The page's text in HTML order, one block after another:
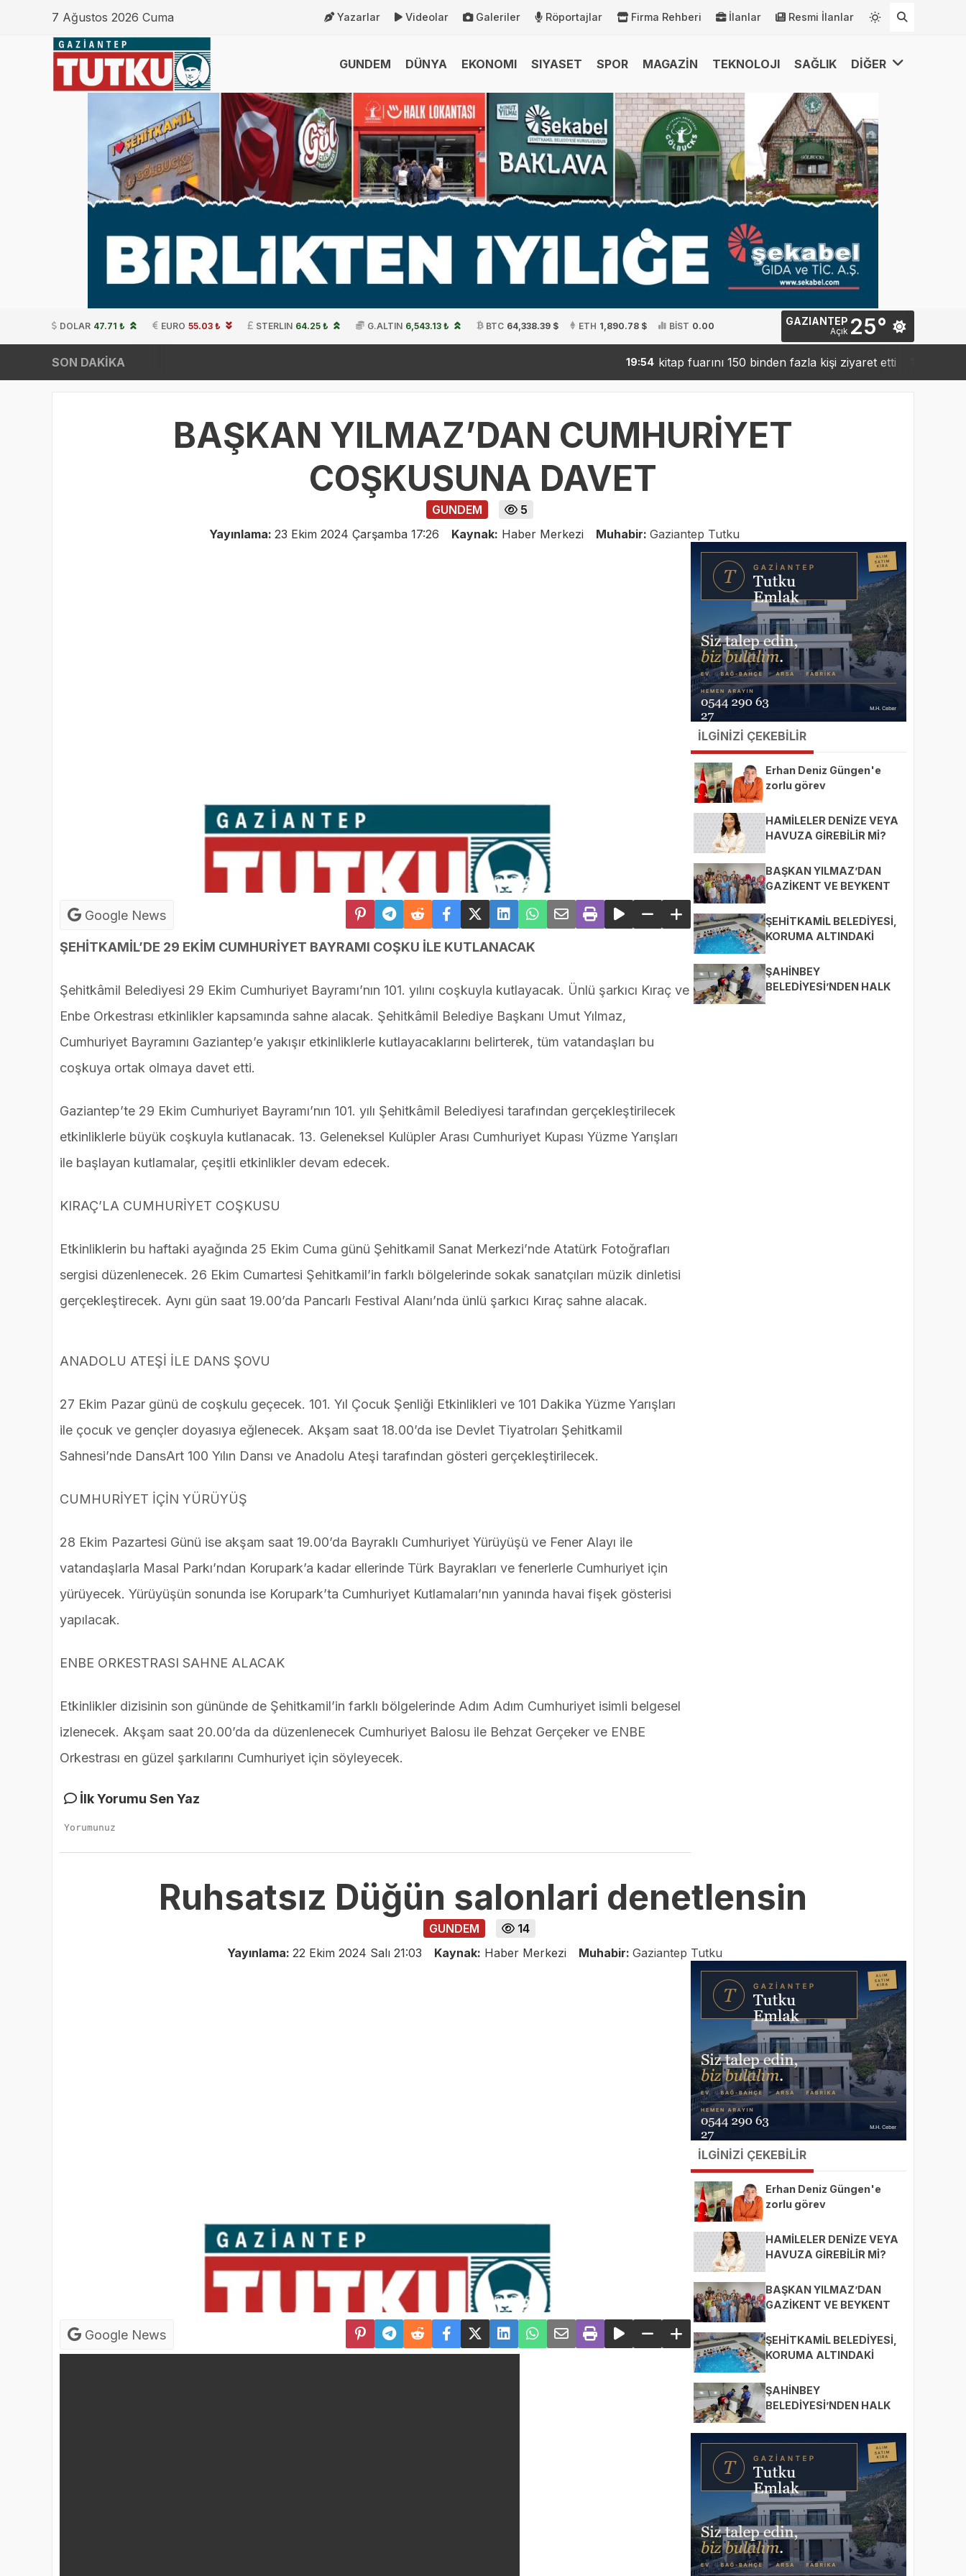
7 Ağustos 2026 Cuma Yazarlar Videolar Galeriler Röportajlar Firma Rehberi İlanlar Resmi İlanlar
GUNDEM DÜNYA EKONOMI SIYASET SPOR MAGAZİN TEKNOLOJI SAĞLIK DİĞER
DOLAR 47.71 ₺ EURO 55.03 ₺ STERLIN 64.25 ₺ G.ALTIN 6,543.13 ₺ BTC 64,338.39 $ ETH 1,890.78 $ BİST 0.00 GAZIANTEP
Açık 25°
SON DAKİKA kitap fuarını 150 binden fazla kişi ziyaret etti 19:42
BAŞKAN YILMAZ’DAN CUMHURİYET
COŞKUSUNA DAVET
GUNDEM
5
Yayınlama: 23 Ekim 2024 Çarşamba 17:26 Kaynak: Haber Merkezi Muhabir: Gaziantep Tutku
Google News
ŞEHİTKAMİL’DE 29 EKİM CUMHURİYET BAYRAMI COŞKU İLE KUTLANACAK
Şehitkâmil Belediyesi 29 Ekim Cumhuriyet Bayramı’nın 101. yılını coşkuyla kutlayacak. Ünlü şarkıcı Kıraç ve
Enbe Orkestrası etkinlikler kapsamında sahne alacak. Şehitkâmil Belediye Başkanı Umut Yılmaz,
Cumhuriyet Bayramını Gaziantep’e yakışır etkinliklerle kutlayacaklarını belirterek, tüm vatandaşları bu
coşkuya ortak olmaya davet etti.
Gaziantep’te 29 Ekim Cumhuriyet Bayramı’nın 101. yılı Şehitkâmil Belediyesi tarafından gerçekleştirilecek
etkinliklerle büyük coşkuyla kutlanacak. 13. Geleneksel Kulüpler Arası Cumhuriyet Kupası Yüzme Yarışları
ile başlayan kutlamalar, çeşitli etkinlikler devam edecek.
KIRAÇ’LA CUMHURİYET COŞKUSU
Etkinliklerin bu haftaki ayağında 25 Ekim Cuma günü Şehitkamil Sanat Merkezi’nde Atatürk Fotoğrafları
sergisi düzenlenecek. 26 Ekim Cumartesi Şehitkamil’in farklı bölgelerinde sokak sanatçıları müzik dinletisi
gerçekleştirecek. Aynı gün saat 19.00’da Pancarlı Festival Alanı’nda ünlü şarkıcı Kıraç sahne alacak.
ANADOLU ATEŞİ İLE DANS ŞOVU
27 Ekim Pazar günü de coşkulu geçecek. 101. Yıl Çocuk Şenliği Etkinlikleri ve 101 Dakika Yüzme Yarışları
ile çocuk ve gençler doyasıya eğlenecek. Akşam saat 18.00’da ise Devlet Tiyatroları Şehitkamil
Sahnesi’nde DansArt 100 Yılın Dansı ve Anadolu Ateşi tarafından gösteri gerçekleştirilecek.
CUMHURİYET İÇİN YÜRÜYÜŞ
28 Ekim Pazartesi Günü ise akşam saat 19.00’da Bayraklı Cumhuriyet Yürüyüşü ve Fener Alayı ile
vatandaşlarla Masal Parkı’ndan Korupark’a kadar ellerinde Türk Bayrakları ve fenerlerle Cumhuriyet için
yürüyecek. Yürüyüşün sonunda ise Korupark’ta Cumhuriyet Kutlamaları’nın yanında havai fişek gösterisi
yapılacak.
ENBE ORKESTRASI SAHNE ALACAK
Etkinlikler dizisinin son gününde de Şehitkamil’in farklı bölgelerinde Adım Adım Cumhuriyet isimli belgesel
izlenecek. Akşam saat 20.00’da da düzenlenecek Cumhuriyet Balosu ile Behzat Gerçeker ve ENBE
Orkestrası en güzel şarkılarını Cumhuriyet için söyleyecek.
İlk Yorumu Sen Yaz
İLGİNİZİ ÇEKEBİLİR
Erhan Deniz Güngen'e
zorlu görev
HAMİLELER DENİZE VEYA
HAVUZA GİREBİLİR Mİ?
BAŞKAN YILMAZ’DAN
GAZİKENT VE BEYKENT
ŞEHİTKAMİL BELEDİYESİ,
KORUMA ALTINDAKİ
BULUŞTURUYOR
ŞAHİNBEY
BELEDİYESİ’NDEN HALK
Ruhsatsız Düğün salonlari denetlensin
GUNDEM
14
Yayınlama: 22 Ekim 2024 Salı 21:03 Kaynak: Haber Merkezi Muhabir: Gaziantep Tutku
Google News
İLGİNİZİ ÇEKEBİLİR
Erhan Deniz Güngen'e
zorlu görev
HAMİLELER DENİZE VEYA
HAVUZA GİREBİLİR Mİ?
BAŞKAN YILMAZ’DAN
GAZİKENT VE BEYKENT
ŞEHİTKAMİL BELEDİYESİ,
KORUMA ALTINDAKİ
BULUŞTURUYOR
ŞAHİNBEY
BELEDİYESİ’NDEN HALK
DENETİM